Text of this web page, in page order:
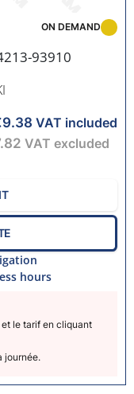
93910
le tarif en cliquant
journée.
ON DEMAND
VAT included
VAT excluded
hours